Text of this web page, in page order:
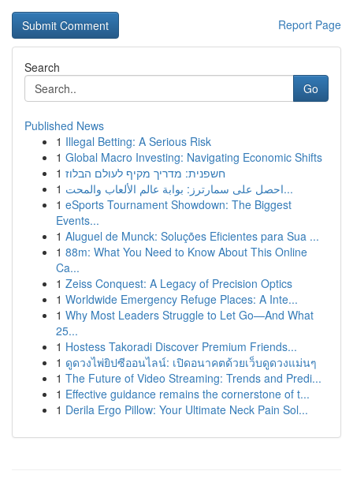
Report Page
Search
Go
Published News
1 Illegal Betting: A Serious Risk
1 Global Macro Investing: Navigating Economic Shifts
1 חשפנית: מדריך מקיף לעולם הבלוז
1
احصل على سمارترز: بوابة عالم الألعاب والمحت...
1 eSports Tournament Showdown: The Biggest
Events...
1 Aluguel de Munck: Soluções Eficientes para Sua ...
1 88m: What You Need to Know About This Online
Ca...
1 Zeiss Conquest: A Legacy of Precision Optics
1 Worldwide Emergency Refuge Places: A Inte...
1 Why Most Leaders Struggle to Let Go—And What
25...
1 Hostess Takoradi Discover Premium Friends...
1 ดูดวงไพ่ยิปซีออนไลน์: เปิดอนาคตด้วยเว็บดูดวงแม่นๆ
1 The Future of Video Streaming: Trends and Predi...
1 Effective guidance remains the cornerstone of t...
1 Derila Ergo Pillow: Your Ultimate Neck Pain Sol...